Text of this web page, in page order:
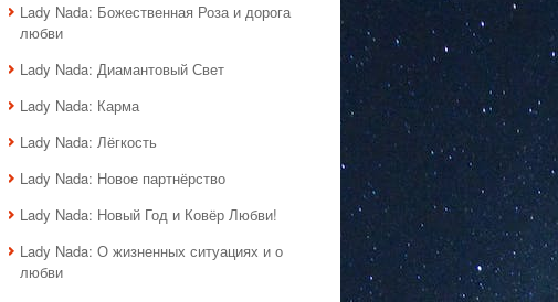
Lady Nada: Божественная Роза и дорога
любви
Lady Nada: Диамантовый Свет
Lady Nada: Карма
Lady Nada: Лёгкость
Lady Nada: Новое партнёрство
Lady Nada: Новый Год и Ковёр Любви!
Lady Nada: О жизненных ситуациях и о
любви